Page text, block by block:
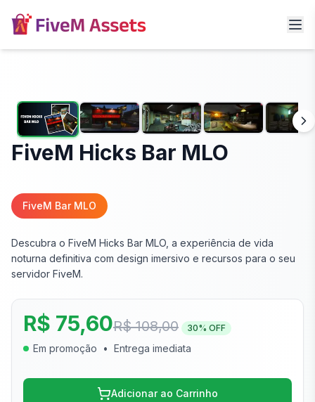
FiveM Hicks Bar MLO
FiveM Bar MLO
Descubra o FiveM Hicks Bar MLO, a experiência de vida
noturna definitiva com design imersivo e recursos para o seu
servidor FiveM.
R$ 75,60R$ 108,00 30% OFF
Em promoção • Entrega imediata
Adicionar ao Carrinho